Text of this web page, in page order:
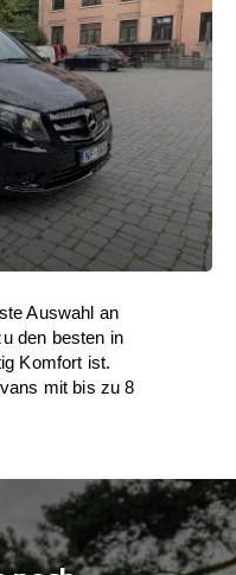
Auswahl an
den besten in
Komfort ist.
mit bis zu 8